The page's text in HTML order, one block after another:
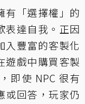
有「選擇權」的
表達自我。正因
入豐富的客製化
遊戲中購買客製
即使 NPC 很有
或回答，玩家仍